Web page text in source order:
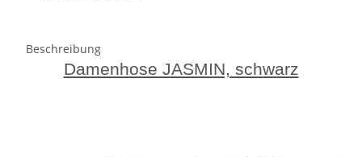
Beschreibung
Damenhose JASMIN, schwarz